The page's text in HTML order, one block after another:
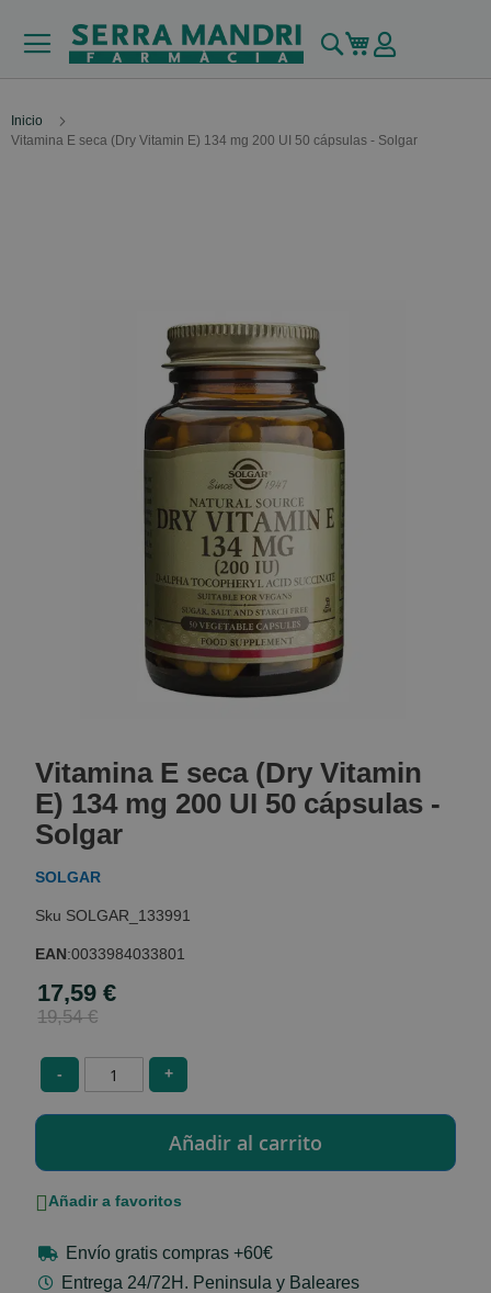
Buscar
Mi carrito
Inicio
Vitamina E seca (Dry Vitamin E) 134 mg 200 UI 50 cápsulas - Solgar
the
beginning
of
the
gallery
Vitamina E seca (Dry Vitamin
E) 134 mg 200 UI 50 cápsulas -
Solgar
SOLGAR
SOLGAR_133991
EAN:0033984033801
Special
Price
17,59 €
19,54 €
- +
Añadir a favoritos
Envío gratis compras +60€
Entrega 24/72H. Peninsula y Baleares